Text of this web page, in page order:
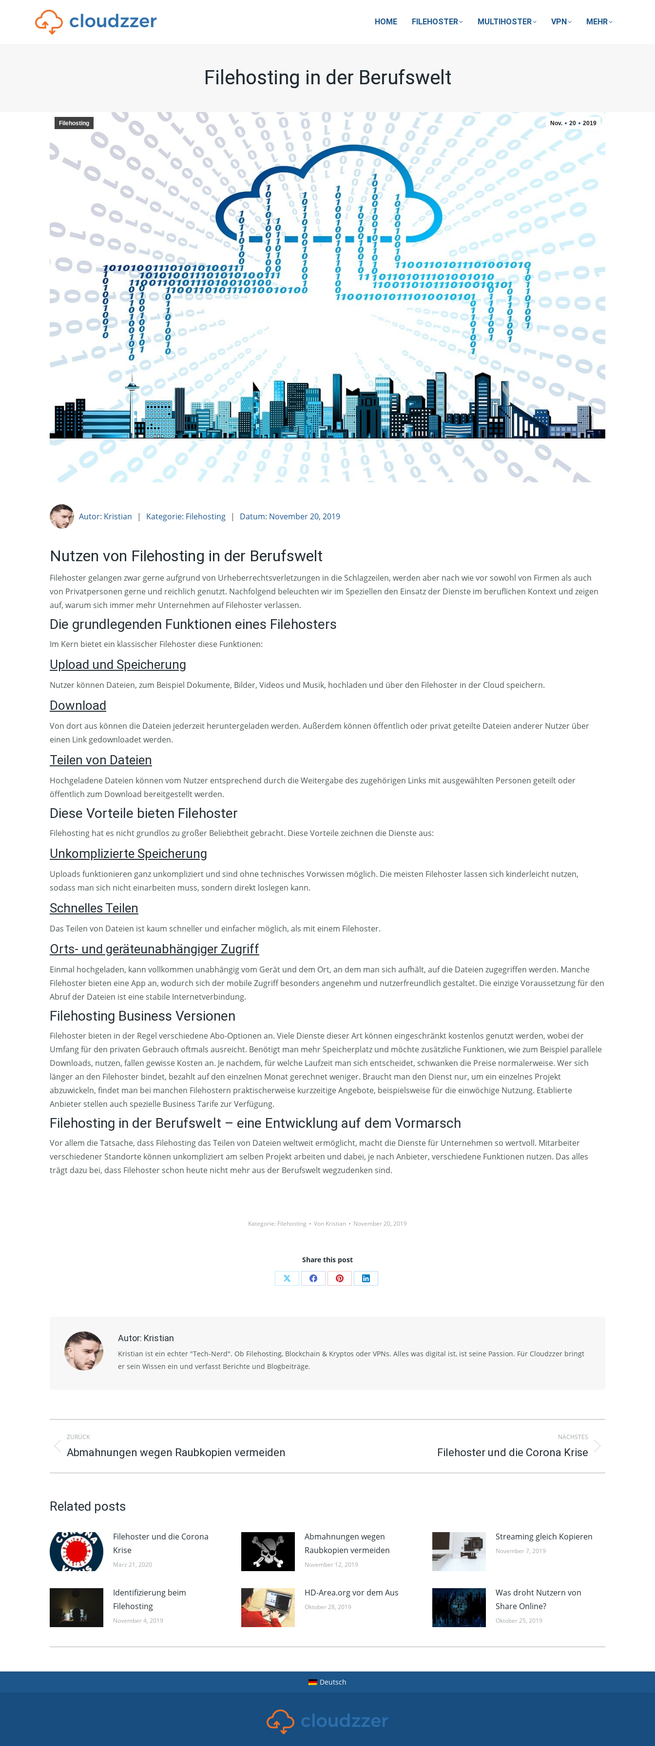
HOME FILEHOSTER MULTIHOSTER VPN MEHR
Filehosting in der Berufswelt
Filehosting in der Berufswelt
Nov. 20 2019
Filehosting
Autor: Kristian | Kategorie: Filehosting | Datum: November 20, 2019
Nutzen von Filehosting in der Berufswelt
Filehoster gelangen zwar gerne aufgrund von Urheberrechtsverletzungen in die Schlagzeilen, werden aber nach wie vor sowohl von Firmen als auch
von Privatpersonen gerne und reichlich genutzt. Nachfolgend beleuchten wir im Speziellen den Einsatz der Dienste im beruflichen Kontext und zeigen
auf, warum sich immer mehr Unternehmen auf Filehoster verlassen.
Die grundlegenden Funktionen eines Filehosters
Im Kern bietet ein klassischer Filehoster diese Funktionen:
Upload und Speicherung
Nutzer können Dateien, zum Beispiel Dokumente, Bilder, Videos und Musik, hochladen und über den Filehoster in der Cloud speichern.
Download
Von dort aus können die Dateien jederzeit heruntergeladen werden. Außerdem können öffentlich oder privat geteilte Dateien anderer Nutzer über
einen Link gedownloadet werden.
Teilen von Dateien
Hochgeladene Dateien können vom Nutzer entsprechend durch die Weitergabe des zugehörigen Links mit ausgewählten Personen geteilt oder
öffentlich zum Download bereitgestellt werden.
Diese Vorteile bieten Filehoster
Filehosting hat es nicht grundlos zu großer Beliebtheit gebracht. Diese Vorteile zeichnen die Dienste aus:
Unkomplizierte Speicherung
Uploads funktionieren ganz unkompliziert und sind ohne technisches Vorwissen möglich. Die meisten Filehoster lassen sich kinderleicht nutzen,
sodass man sich nicht einarbeiten muss, sondern direkt loslegen kann.
Schnelles Teilen
Das Teilen von Dateien ist kaum schneller und einfacher möglich, als mit einem Filehoster.
Orts- und geräteunabhängiger Zugriff
Einmal hochgeladen, kann vollkommen unabhängig vom Gerät und dem Ort, an dem man sich aufhält, auf die Dateien zugegriffen werden. Manche
Filehoster bieten eine App an, wodurch sich der mobile Zugriff besonders angenehm und nutzerfreundlich gestaltet. Die einzige Voraussetzung für den
Abruf der Dateien ist eine stabile Internetverbindung.
Filehosting Business Versionen
Filehoster bieten in der Regel verschiedene Abo-Optionen an. Viele Dienste dieser Art können eingeschränkt kostenlos genutzt werden, wobei der
Umfang für den privaten Gebrauch oftmals ausreicht. Benötigt man mehr Speicherplatz und möchte zusätzliche Funktionen, wie zum Beispiel parallele
Downloads, nutzen, fallen gewisse Kosten an. Je nachdem, für welche Laufzeit man sich entscheidet, schwanken die Preise normalerweise. Wer sich
länger an den Filehoster bindet, bezahlt auf den einzelnen Monat gerechnet weniger. Braucht man den Dienst nur, um ein einzelnes Projekt
abzuwickeln, findet man bei manchen Filehostern praktischerweise kurzzeitige Angebote, beispielsweise für die einwöchige Nutzung. Etablierte
Anbieter stellen auch spezielle Business Tarife zur Verfügung.
Filehosting in der Berufswelt – eine Entwicklung auf dem Vormarsch
Vor allem die Tatsache, dass Filehosting das Teilen von Dateien weltweit ermöglicht, macht die Dienste für Unternehmen so wertvoll. Mitarbeiter
verschiedener Standorte können unkompliziert am selben Projekt arbeiten und dabei, je nach Anbieter, verschiedene Funktionen nutzen. Das alles
trägt dazu bei, dass Filehoster schon heute nicht mehr aus der Berufswelt wegzudenken sind.
Kategorie: Filehosting Von Kristian November 20, 2019
Share this post
Share Share Share Share
Autor: Kristian
Kristian ist ein echter "Tech-Nerd". Ob Filehosting, Blockchain & Kryptos oder VPNs. Alles was digital ist, ist seine Passion. Für Cloudzzer bringt
er sein Wissen ein und verfasst Berichte und Blogbeiträge.
ZURÜCK
Vorheriger
Abmahnungen wegen Raubkopien vermeiden
NÄCHSTES
Filehoster und die Corona Krise
Related posts
Filehoster und die Corona
Krise
März 21, 2020
Abmahnungen wegen
Raubkopien vermeiden
November 12, 2019
Streaming gleich Kopieren
November 7, 2019
Identifizierung beim
Filehosting
November 4, 2019
HD-Area.org vor dem Aus
Oktober 28, 2019
Was droht Nutzern von
Share Online?
Oktober 25, 2019
Deutsch